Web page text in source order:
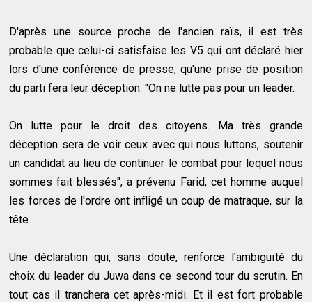
D'après une source proche de l'ancien raïs, il est très
probable que celui-ci satisfaise les V5 qui ont déclaré hier
lors d'une conférence de presse, qu'une prise de position
du parti fera leur déception. "On ne lutte pas pour un leader.
On lutte pour le droit des citoyens. Ma très grande
déception sera de voir ceux avec qui nous luttons, soutenir
un candidat au lieu de continuer le combat pour lequel nous
sommes fait blessés", a prévenu Farid, cet homme auquel
les forces de l'ordre ont infligé un coup de matraque, sur la
tête.
Une déclaration qui, sans doute, renforce l'ambiguïté du
choix du leader du Juwa dans ce second tour du scrutin. En
tout cas il tranchera cet après-midi. Et il est fort probable